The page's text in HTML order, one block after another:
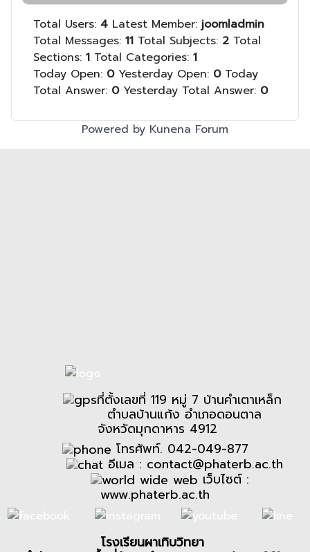
Total Users: 4 Latest Member: joomladmin
Total Messages: 11 Total Subjects: 2 Total
Sections: 1 Total Categories: 1
Today Open: 0Yesterday Open: 0Today
Total Answer: 0Yesterday Total Answer: 0
Powered by Kunena Forum
ที่ตั้งเลขที่ 119 หมู่ 7 บ้านคำเตาเหล็ก
ตำบลบ้านแก้ง อำเภอดอนตาล
จังหวัดมุกดาหาร 4912
โทรศัพท์. 042-049-877
อีเมล : contact@phaterb.ac.th
เว็บไซต์ :
www.phaterb.ac.th
โรงเรียนผาเทิบวิทยา